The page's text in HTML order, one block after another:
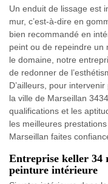
Un enduit de lissage est
mur, c’est-à-dire en
bien recommandé en
peint ou de repeindre un
le domaine, notre
de redonner de
D’ailleurs, pour
la ville de Marseillan
qualifications et les
les meilleures
Marseillan faites
Entreprise keller 34
peinture intérieure